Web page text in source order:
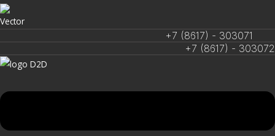
+7 (8617) - 303071
+7 (8617) - 303072